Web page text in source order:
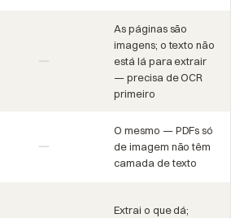
As páginas são
imagens; o texto não
está lá para extrair
— precisa de OCR
primeiro
O mesmo — PDFs só
de imagem não têm
camada de texto
Extrai o que dá;